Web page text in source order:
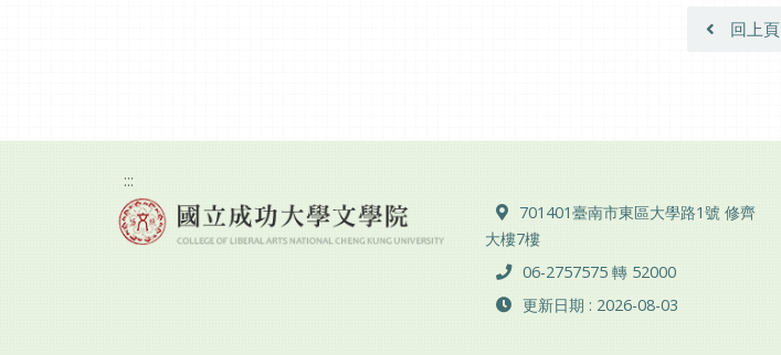
回上頁
:::
地址 ：
701401臺南市東區大學路1號 修齊
大樓7樓
電話 ：
06-2757575 轉 52000
更新日期 : 2026-08-03